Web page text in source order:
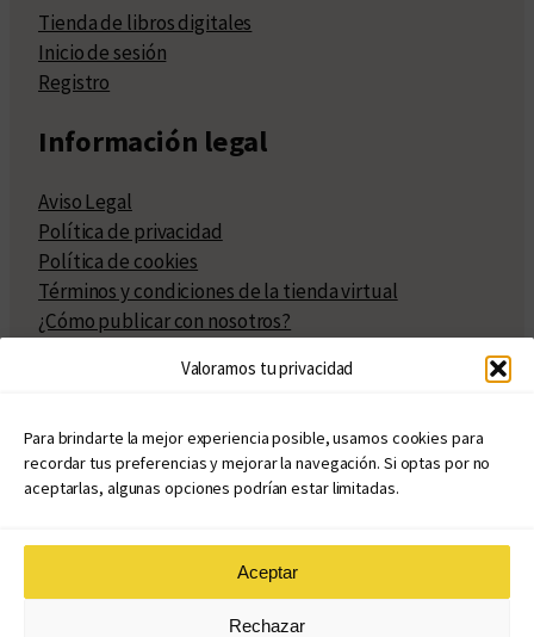
Valoramos tu privacidad
Para brindarte la mejor experiencia posible, usamos cookies para
recordar tus preferencias y mejorar la navegación. Si optas por no
aceptarlas, algunas opciones podrían estar limitadas.
Aceptar
Rechazar
Tienda de libros digitales
Inicio de sesión
Registro
Información legal
Aviso Legal
Política de privacidad
Política de cookies
Términos y condiciones de la tienda virtual
¿Cómo publicar con nosotros?
Políticas de publicación
Políticas de coedición
Atribuciones